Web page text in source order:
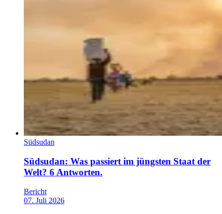
Südsudan
Südsudan: Was passiert im jüngsten Staat der
Welt? 6 Antworten.
Bericht
07. Juli 2026